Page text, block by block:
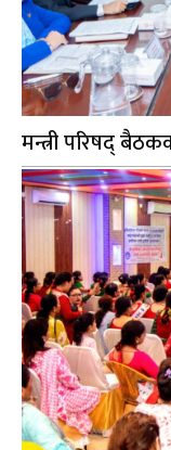
मन्त्री परिषद्